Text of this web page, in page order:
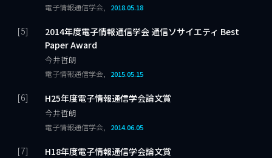
電子情報通信学会, 2018.05.18
2014年度電子情報通信学会 通信ソサイエティ Best
Paper Award
今井哲朗
電子情報通信学会, 2015.05.15
H25年度電子情報通信学会論文賞
今井哲朗
電子情報通信学会, 2014.06.05
H18年度電子情報通信学会論文賞